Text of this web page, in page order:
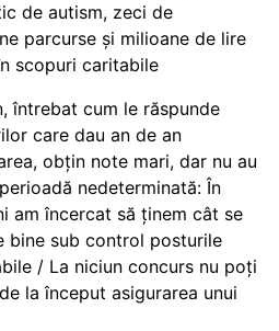
de autism, zeci de
parcurse și milioane de lire
scopuri caritabile
întrebat cum le răspunde
care dau an de an
obțin note mari, dar nu au
nedeterminată: În
am încercat să ținem cât se
bine sub control posturile
/ La niciun concurs nu poți
la început asigurarea unui